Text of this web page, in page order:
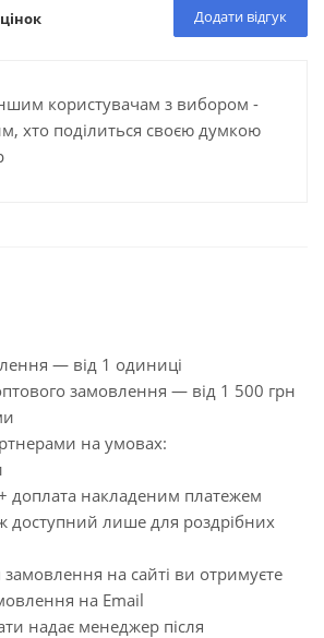
Додати відгук
користувачам з вибором -
хто поділиться своєю думкою
— від 1 одиниці
замовлення — від 1 500 грн
на умовах:
доплата накладеним платежем
доступний лише для роздрібних
на сайті ви отримуєте
на Email
надає менеджер після